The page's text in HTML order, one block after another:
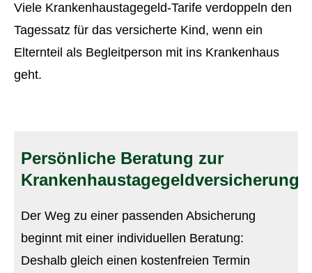
Viele Krankenhaustagegeld-Tarife verdoppeln den
Tagessatz für das versicherte Kind, wenn ein
Elternteil als Begleitperson mit ins Krankenhaus
geht.
Persönliche Beratung zur
Krankenhaustagegeldversicherung
Der Weg zu einer passenden Absicherung
beginnt mit einer individuellen Beratung:
Deshalb gleich einen kostenfreien Termin